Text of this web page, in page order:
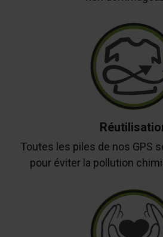
Toutes les piles de nos GPS
pour éviter la pollution